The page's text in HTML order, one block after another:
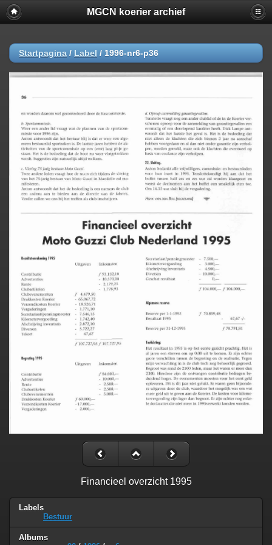
MGCN koerier archief
Startpagina / Label / 1996-nr6-p36
Financieel overzicht 1995
Labels
Bestuur
Albums